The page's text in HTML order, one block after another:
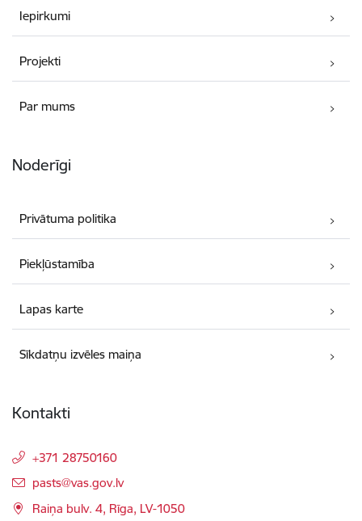
Iepirkumi
Projekti
Par mums
Noderīgi
Privātuma politika
Piekļūstamība
Lapas karte
Sīkdatņu izvēles maiņa
Kontakti
+371 28750160
E-pasts:
pasts@vas.gov.lv
Raiņa bulv. 4, Rīga, LV-1050